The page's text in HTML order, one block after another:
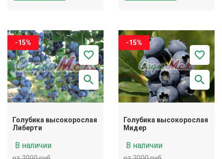
-15%
Голубика высокорослая
Либерти
В наличии
-15%
Голубика высокорослая
Мидер
В наличии